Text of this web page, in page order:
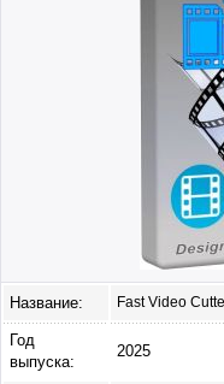
Название: Fast Video
Год
выпуска:
2025